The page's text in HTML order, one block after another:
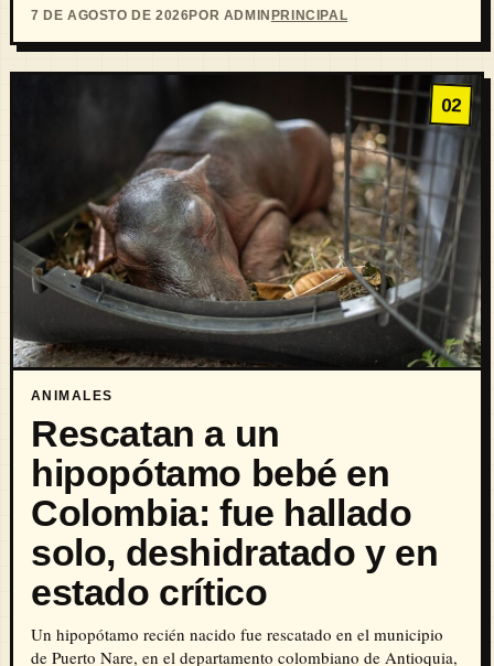
7 DE AGOSTO DE 2026POR ADMINPRINCIPAL
02
ANIMALES
Rescatan a un
hipopótamo bebé en
Colombia: fue hallado
solo, deshidratado y en
estado crítico
Un hipopótamo recién nacido fue rescatado en el municipio
de Puerto Nare, en el departamento colombiano de Antioquia,